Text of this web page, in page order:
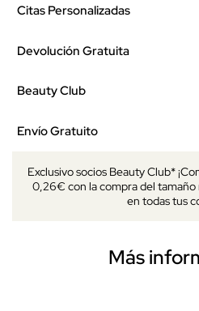
Citas Personalizadas
Devolución Gratuita
Beauty Club
Envío Gratuito
Exclusivo socios Beauty Club*
0,26€ con la compra del tamaño
en todas tus
Más